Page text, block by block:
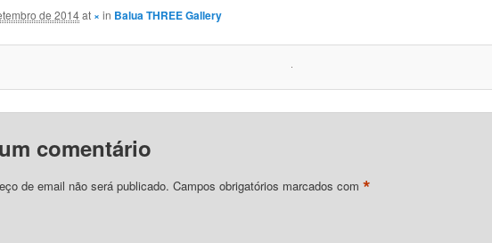
de 2014at × in Balua THREE Gallery
comentário
de email não será publicado. Campos obrigatórios marcados com*